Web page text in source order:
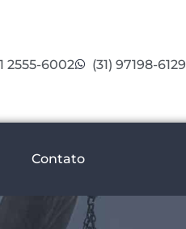
2555-6002 (31) 97198-6129
Contato